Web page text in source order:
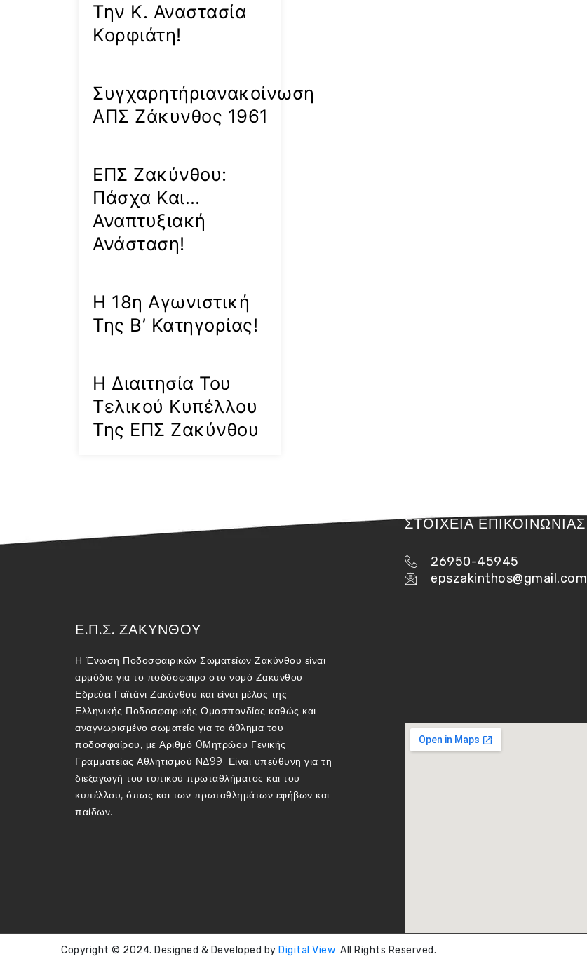
Την Κ. Αναστασία
Κορφιάτη!
Συγχαρητήριανακοίνωση
ΑΠΣ Ζάκυνθος 1961
ΕΠΣ Ζακύνθου:
Πάσχα Και…
Αναπτυξιακή
Ανάσταση!
Η 18η Αγωνιστική
Της Β’ Κατηγορίας!
Η Διαιτησία Του
Τελικού Κυπέλλου
Της ΕΠΣ Ζακύνθου
Ε.Π.Σ. ΖΑΚΥΝΘΟΥ
Η Ένωση Ποδοσφαιρικών Σωματείων Ζακύνθου είναι
αρμόδια για το ποδόσφαιρο στο νομό Ζακύνθου.
Εδρεύει Γαϊτάνι Ζακύνθου και είναι μέλος της
Ελληνικής Ποδοσφαιρικής Ομοσπονδίας καθώς και
αναγνωρισμένο σωματείο για το άθλημα του
ποδοσφαίρου, με Αριθμό 0Μητρώου Γενικής
Γραμματείας Αθλητισμού ΝΔ99. Είναι υπεύθυνη για τη
διεξαγωγή του τοπικού πρωταθλήματος και του
κυπέλλου, όπως και των πρωταθλημάτων εφήβων και
παίδων.
ΣΤΟΙΧΕΙΑ ΕΠΙΚΟΙΝΩΝΙΑΣ
26950-45945
epszakinthos@gmail.com
Copyright © 2024. Designed & Developed by Digital View All Rights Reserved.